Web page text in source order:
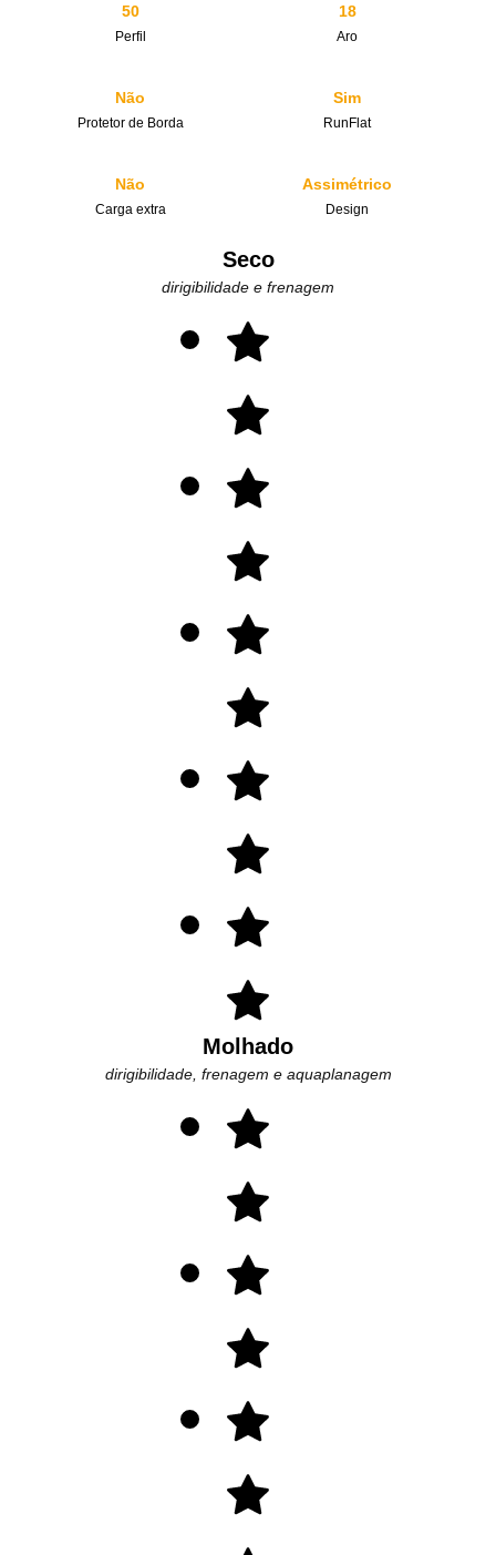
50
Perfil
18
Aro
Não
Protetor de Borda
Sim
RunFlat
Não
Carga extra
Assimétrico
Design
Seco
dirigibilidade e frenagem
Molhado
dirigibilidade, frenagem e aquaplanagem